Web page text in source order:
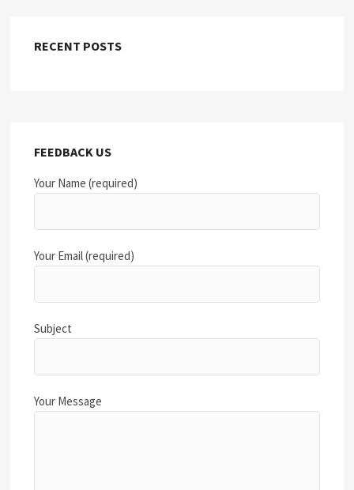
RECENT POSTS
FEEDBACK US
Your Name (required)
Your Email (required)
Subject
Your Message